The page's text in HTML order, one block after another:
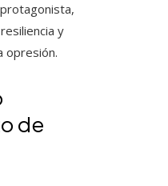
y
opresión.
de